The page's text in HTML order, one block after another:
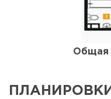
Общая